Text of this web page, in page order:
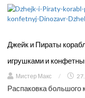
Джейк и Пираты
игрушками и
Мистер Макс /
Распаковка большого